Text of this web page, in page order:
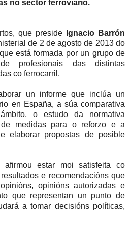
no sector ferroviario.
que preside
Ignacio Barrón
de 2 de agosto de 2013 do
está formada por un grupo de
profesionais das distintas
co ferrocarril.
un informe que inclúa un
en España, a súa comparativa
o estudo da normativa
medidas para o reforzo e a
elaborar propostas de posible
afirmou estar moi satisfeita co
e recomendacións que
opinións autorizadas e
que representan un punto de
a tomar decisións políticas,